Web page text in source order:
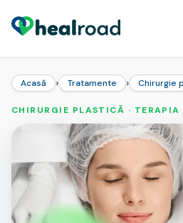
Acasă › Tratamente › Chirurgie
CHIRURGIE PLASTICĂ ·